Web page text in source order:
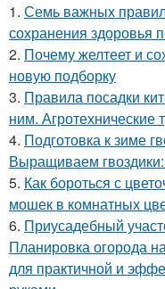
1. Семь важных
сохранения здоровья
2. Почему желтеет и
новую подборку
3. Правила посадки
ним. Агротехнические
4. Подготовка к зиме
Выращиваем
5. Как бороться с
мошек в комнатных
6. Приусадебный
Планировка огорода
для практичной и